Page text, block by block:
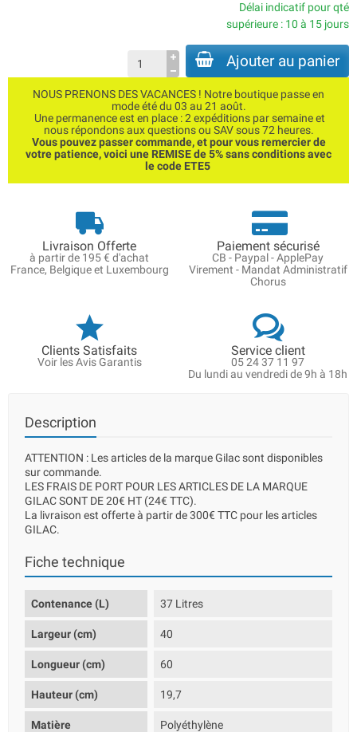
Délai indicatif pour qté
supérieure : 10 à 15 jours
Ajouter au panier
NOUS PRENONS DES VACANCES ! Notre boutique passe en
mode été du 03 au 21 août.
Une permanence est en place : 2 expéditions par semaine et
nous répondons aux questions ou SAV sous 72 heures.
Vous pouvez passer commande, et pour vous remercier de
votre patience, voici une REMISE de 5% sans conditions avec
le code ETE5
Livraison Offerte
à partir de 195 € d'achat
France, Belgique et Luxembourg
Paiement sécurisé
CB - Paypal - ApplePay
Virement - Mandat Administratif
Chorus
Clients Satisfaits
Voir les Avis Garantis
Service client
05 24 37 11 97
Du lundi au vendredi de 9h à 18h
Description
ATTENTION : Les articles de la marque Gilac sont disponibles
sur commande.
LES FRAIS DE PORT POUR LES ARTICLES DE LA MARQUE
GILAC SONT DE 20€ HT (24€ TTC).
La livraison est offerte à partir de 300€ TTC pour les articles
GILAC.
Fiche technique
Contenance (L) 37 Litres
Largeur (cm) 40
Longueur (cm) 60
Hauteur (cm) 19,7
Matière Polyéthylène